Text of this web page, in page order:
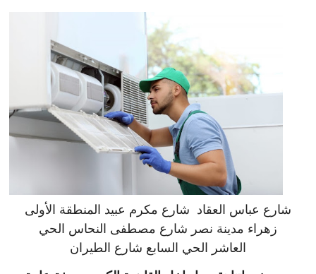
شارع عباس العقاد شارع مكرم عبيد المنطقة الأولى
زهراء مدينة نصر شارع مصطفى النحاس الحي
العاشر الحي السابع شارع الطيران